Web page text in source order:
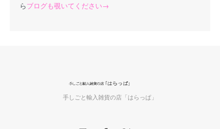
らブログも覗いてください→
手しごと輸入雑貨の店「はらっぱ」